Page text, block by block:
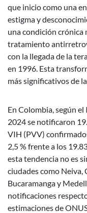
que inicio como una
estigma y
una condición crónica
tratamiento
con la llegada de la
en 1996. Esta
más significativos de
En Colombia, según
2024 se notificaron
VIH (PVV)
2,5 % frente a los
esta tendencia no es
ciudades como Neiva,
Bucaramanga y
notificaciones
estimaciones de